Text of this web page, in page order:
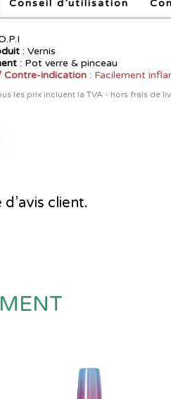
Conseil d’utilisation
: Vernis
: Pot verre & pinceau
Contre-indication : Facilement
les prix incluent la TVA - hors frais de
client.